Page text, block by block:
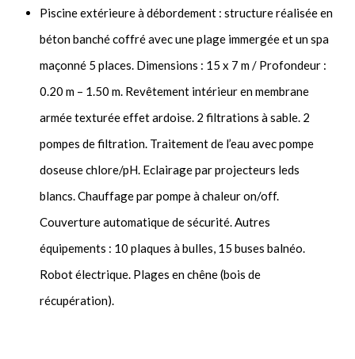
Piscine extérieure à débordement : structure réalisée en
béton banché coffré avec une plage immergée et un spa
maçonné 5 places. Dimensions : 15 x 7 m / Profondeur :
0.20 m – 1.50 m. Revêtement intérieur en membrane
armée texturée effet ardoise. 2 filtrations à sable. 2
pompes de filtration. Traitement de l’eau avec pompe
doseuse chlore/pH. Eclairage par projecteurs leds
blancs. Chauffage par pompe à chaleur on/off.
Couverture automatique de sécurité. Autres
équipements : 10 plaques à bulles, 15 buses balnéo.
Robot électrique. Plages en chêne (bois de
récupération).